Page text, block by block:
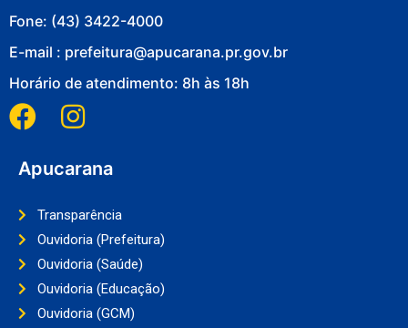
Fone: (43) 3422-4000
E-mail : prefeitura@apucarana.pr.gov.br
Horário de atendimento: 8h às 18h
Apucarana
Transparência
Ouvidoria (Prefeitura)
Ouvidoria (Saúde)
Ouvidoria (Educação)
Ouvidoria (GCM)